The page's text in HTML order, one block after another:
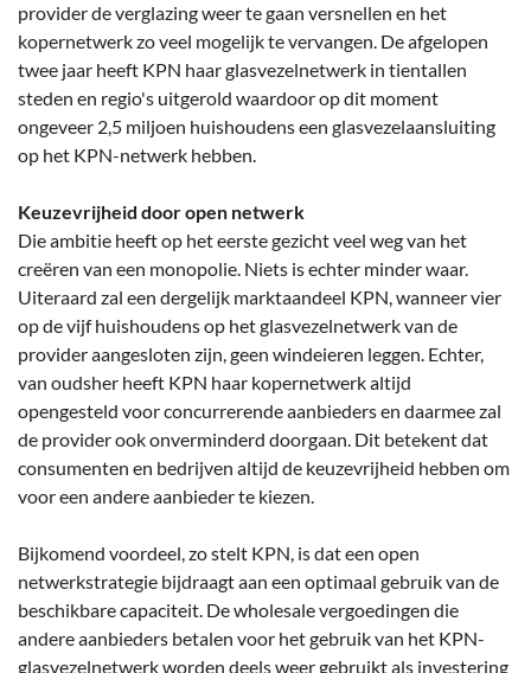
provider de verglazing weer te gaan versnellen en het
kopernetwerk zo veel mogelijk te vervangen. De afgelopen
twee jaar heeft KPN haar glasvezelnetwerk in tientallen
steden en regio's uitgerold waardoor op dit moment
ongeveer 2,5 miljoen huishoudens een glasvezelaansluiting
op het KPN-netwerk hebben.
Keuzevrijheid door open netwerk
Die ambitie heeft op het eerste gezicht veel weg van het
creëren van een monopolie. Niets is echter minder waar.
Uiteraard zal een dergelijk marktaandeel KPN, wanneer vier
op de vijf huishoudens op het glasvezelnetwerk van de
provider aangesloten zijn, geen windeieren leggen. Echter,
van oudsher heeft KPN haar kopernetwerk altijd
opengesteld voor concurrerende aanbieders en daarmee zal
de provider ook onverminderd doorgaan. Dit betekent dat
consumenten en bedrijven altijd de keuzevrijheid hebben om
voor een andere aanbieder te kiezen.
Bijkomend voordeel, zo stelt KPN, is dat een open
netwerkstrategie bijdraagt aan een optimaal gebruik van de
beschikbare capaciteit. De wholesale vergoedingen die
andere aanbieders betalen voor het gebruik van het KPN-
glasvezelnetwerk worden deels weer gebruikt als investering